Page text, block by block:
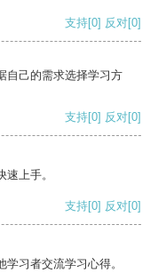
支持[0] 反对[0]
自己的需求选择学习方
支持[0] 反对[0]
上手。
支持[0] 反对[0]
习者交流学习心得。